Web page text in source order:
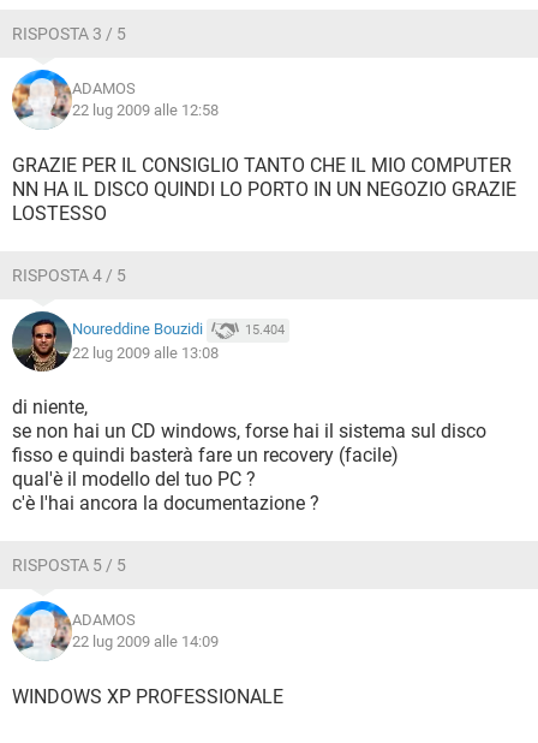
RISPOSTA 3 / 5
ADAMOS
22 lug 2009 alle 12:58
GRAZIE PER IL CONSIGLIO TANTO CHE IL MIO COMPUTER
NN HA IL DISCO QUINDI LO PORTO IN UN NEGOZIO GRAZIE
LOSTESSO
RISPOSTA 4 / 5
Noureddine Bouzidi 15.404
22 lug 2009 alle 13:08
di niente,
se non hai un CD windows, forse hai il sistema sul disco
fisso e quindi basterà fare un recovery (facile)
qual'è il modello del tuo PC ?
c'è l'hai ancora la documentazione ?
RISPOSTA 5 / 5
ADAMOS
22 lug 2009 alle 14:09
WINDOWS XP PROFESSIONALE